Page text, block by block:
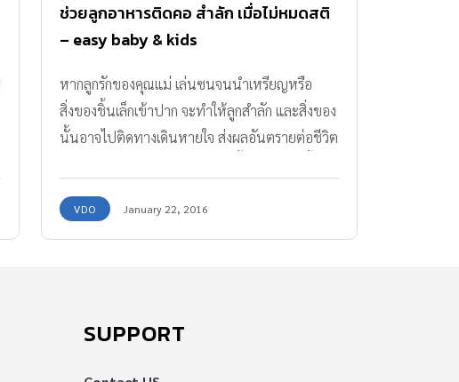
ช่วยลูกอาหารติดคอ สำลัก เมื่อไม่หมดสติ
– easy baby & kids
หากลูกรักของคุณแม่ เล่นซนจนนำเหรียญหรือ
สิ่งของชิ้นเล็กเข้าปาก จะทำให้ลูกสำลัก และสิ่งของ
นั้นอาจไปติดทางเดินหายใจ ส่งผลอันตรายต่อชีวิต
VDO January 22, 2016
SUPPORT